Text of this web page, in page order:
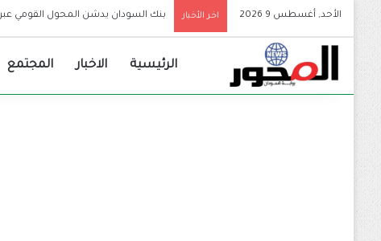
الأحد, أغسطس 9 2026 اخر الأخبار
الرئيسية الاخبار المجتمع